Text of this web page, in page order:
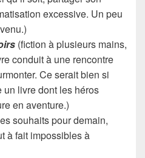
excessive. Un peu
(fiction à plusieurs mains,
conduit à une rencontre
Ce serait bien si
un livre dont les héros
en aventure.)
souhaits pour demain,
à fait impossibles à